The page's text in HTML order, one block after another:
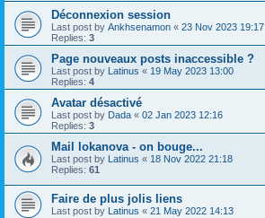
Déconnexion session
Last post by Ankhsenamon « 23 Nov 2023 19:17
Replies: 3
Page nouveaux posts inaccessible ?
Last post by Latinus « 19 May 2023 13:00
Replies: 4
Avatar désactivé
Last post by Dada « 02 Jan 2023 12:16
Replies: 3
Mail lokanova - on bouge...
Last post by Latinus « 18 Nov 2022 21:18
Replies: 61
Faire de plus jolis liens
Last post by Latinus « 21 May 2022 14:13